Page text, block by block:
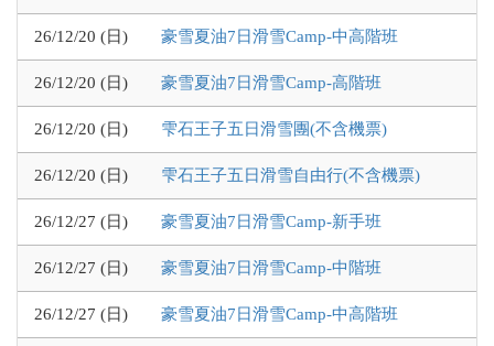
26/12/20 (日) 豪雪夏油7日滑雪Camp-中高階班
26/12/20 (日) 豪雪夏油7日滑雪Camp-高階班
26/12/20 (日) 雫石王子五日滑雪團(不含機票)
26/12/20 (日) 雫石王子五日滑雪自由行(不含機票)
26/12/27 (日) 豪雪夏油7日滑雪Camp-新手班
26/12/27 (日) 豪雪夏油7日滑雪Camp-中階班
26/12/27 (日) 豪雪夏油7日滑雪Camp-中高階班